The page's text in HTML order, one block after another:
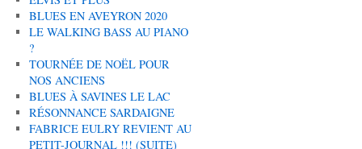
BLUES EN AVEYRON 2020
LE WALKING BASS AU PIANO
?
TOURNÉE DE NOËL POUR
NOS ANCIENS
BLUES À SAVINES LE LAC
RÉSONNANCE SARDAIGNE
FABRICE EULRY REVIENT AU
PETIT-JOURNAL !!! (SUITE)